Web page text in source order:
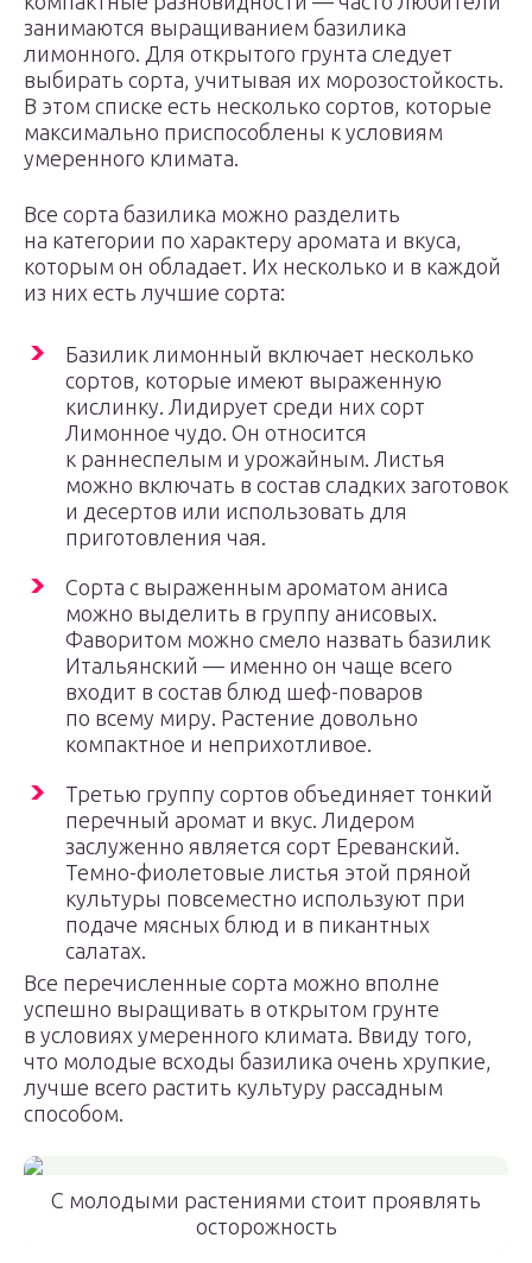
занимаются выращиванием базилика
лимонного. Для открытого грунта следует
выбирать сорта, учитывая их морозостойкость.
В этом списке есть несколько сортов, которые
максимально приспособлены к условиям
умеренного климата.
Все сорта базилика можно разделить
на категории по характеру аромата и вкуса,
которым он обладает. Их несколько и в каждой
из них есть лучшие сорта:
Базилик лимонный включает несколько
сортов, которые имеют выраженную
кислинку. Лидирует среди них сорт
Лимонное чудо. Он относится
к раннеспелым и урожайным. Листья
можно включать в состав сладких заготовок
и десертов или использовать для
приготовления чая.
Сорта с выраженным ароматом аниса
можно выделить в группу анисовых.
Фаворитом можно смело назвать базилик
Итальянский — именно он чаще всего
входит в состав блюд шеф-поваров
по всему миру. Растение довольно
компактное и неприхотливое.
Третью группу сортов объединяет тонкий
перечный аромат и вкус. Лидером
заслуженно является сорт Ереванский.
Темно-фиолетовые листья этой пряной
культуры повсеместно используют при
подаче мясных блюд и в пикантных
салатах.
Все перечисленные сорта можно вполне
успешно выращивать в открытом грунте
в условиях умеренного климата. Ввиду того,
что молодые всходы базилика очень хрупкие,
лучше всего растить культуру рассадным
способом.
С молодыми растениями стоит проявлять
осторожность